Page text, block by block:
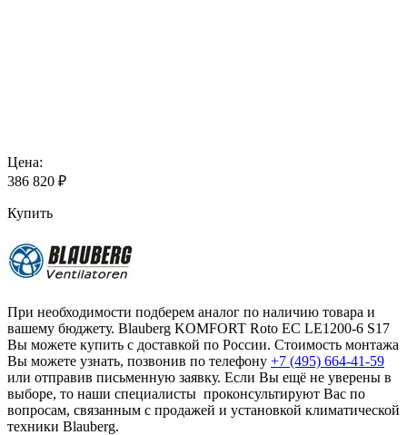
Цена:
386 820 ₽
Купить
При необходимости подберем аналог по наличию товара и
вашему бюджету. Blauberg KOMFORT Roto EC LE1200-6 S17
Вы можете купить с доставкой по России. Стоимость монтажа
Вы можете узнать, позвонив по телефону +7 (495) 664-41-59
или отправив письменную заявку. Если Вы ещё не уверены в
выборе, то наши специалисты проконсультируют Вас по
вопросам, связанным с продажей и установкой климатической
техники Blauberg.